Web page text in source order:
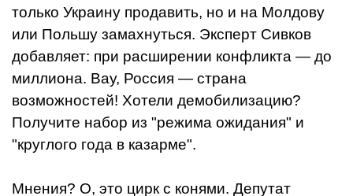
только Украину продавить, но и на Молдову
или Польшу замахнуться. Эксперт Сивков
добавляет: при расширении конфликта — до
миллиона. Вау, Россия — страна
возможностей! Хотели демобилизацию?
Получите набор из "режима ожидания" и
"круглого года в казарме".
Мнения? О, это цирк с конями. Депутат